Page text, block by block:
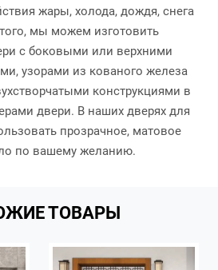
жары, холода, дождя, снега
мы можем изготовить
с боковыми или верхними
узорами из кованого железа
конструкциями в
двери. В наших дверях для
прозрачное, матовое
по вашему желанию.
ТОВАРЫ